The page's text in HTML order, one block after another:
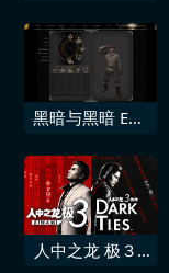
黑暗与黑暗 EA7
人中之龙 极３ /